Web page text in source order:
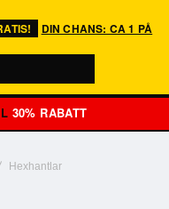
DIN CHANS: CA 1 PÅ
30% RABATT
Hexhantlar